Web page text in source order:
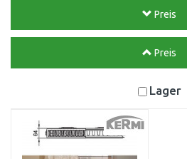
Preis
Preis
Lager